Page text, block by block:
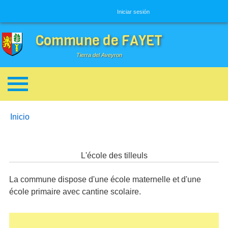
Iniciar sesión
Commune de FAYET
Tierra del Aveyron
Enlaces de ayuda a la navegación
You are here:
Inicio
L'école des tilleuls
La commune dispose d'une école maternelle et d'une
école primaire avec cantine scolaire.